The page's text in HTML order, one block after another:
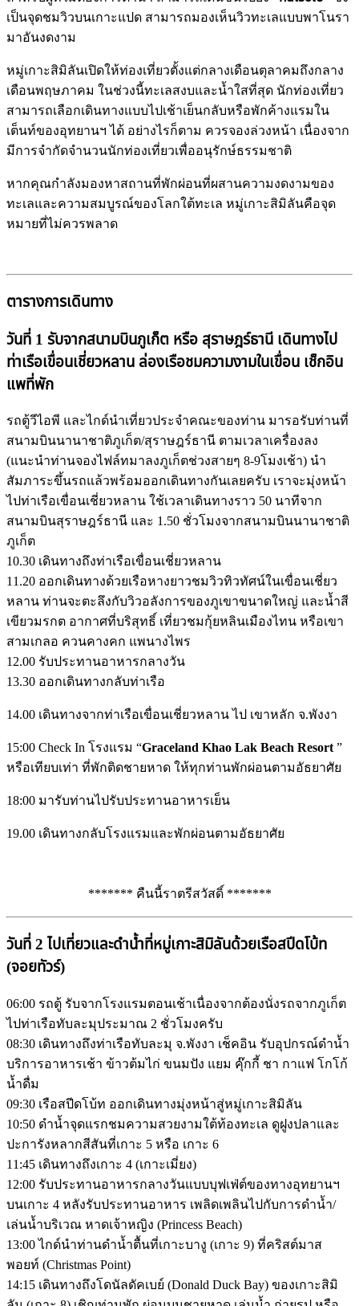
เป็นจุดชมวิวบนเกาะแปด สามารถมองเห็นวิวทะเลแบบพาโนรา
มาอันงดงาม
หมู่เกาะสิมิลันเปิดให้ท่องเที่ยวตั้งแต่กลางเดือนตุลาคมถึงกลาง
เดือนพฤษภาคม ในช่วงนี้ทะเลสงบและน้ำใสที่สุด นักท่องเที่ยว
สามารถเลือกเดินทางแบบไปเช้าเย็นกลับหรือพักค้างแรมใน
เต็นท์ของอุทยานฯ ได้ อย่างไรก็ตาม ควรจองล่วงหน้า เนื่องจาก
มีการจำกัดจำนวนนักท่องเที่ยวเพื่ออนุรักษ์ธรรมชาติ
หากคุณกำลังมองหาสถานที่พักผ่อนที่ผสานความงดงามของ
ทะเลและความสมบูรณ์ของโลกใต้ทะเล หมู่เกาะสิมิลันคือจุด
หมายที่ไม่ควรพลาด
ตารางการเดินทาง
วันที่ 1 รับจากสนามบินภูเก็ต หรือ สุราษฎร์ธานี เดินทางไป
ท่าเรือเขื่อนเชี่ยวหลาน ล่องเรือชมความงามในเขื่อน เช็กอิน
แพที่พัก
รถตู้วีไอพี และไกด์นำเที่ยวประจำคณะของท่าน มารอรับท่านที่
สนามบินนานาชาติภูเก็ต/สุราษฎร์ธานี ตามเวลาเครื่องลง
(แนะนำท่านจองไฟล์ทมาลงภูเก็ตช่วงสายๆ 8-9โมงเช้า) นำ
สัมภาระขึ้นรถแล้วพร้อมออกเดินทางกันเลยครับ เราจะมุ่งหน้า
ไปท่าเรือเขื่อนเชี่ยวหลาน ใช้เวลาเดินทางราว 50 นาทีจาก
สนามบินสุราษฎร์ธานี และ 1.50 ชั่วโมงจากสนามบินนานาชาติ
ภูเก็ต
10.30 เดินทางถึงท่าเรือเขื่อนเชี่ยวหลาน
11.20 ออกเดินทางด้วยเรือหางยาวชมวิวทิวทัศน์ในเขื่อนเชี่ยว
หลาน ท่านจะตะลึงกับวิวอลังการของภูเขาขนาดใหญ่ และน้ำสี
เขียวมรกต อากาศที่บริสุทธิ์ เที่ยวชมกุ้ยหลินเมืองไทน หรือเขา
สามเกลอ ควนคางคก แพนางไพร
12.00 รับประทานอาหารกลางวัน
13.30 ออกเดินทางกลับท่าเรือ
14.00 เดินทางจากท่าเรือเขื่อนเชี่ยวหลาน ไป เขาหลัก จ.พังงา
15:00 Check In โรงแรม “Graceland Khao Lak Beach Resort”
หรือเทียบเท่า ที่พักติดชายหาด ให้ทุกท่านพักผ่อนตามอัธยาศัย
18:00 มารับท่านไปรับประทานอาหารเย็น
19.00 เดินทางกลับโรงแรมและพักผ่อนตามอัธยาศัย
******* คืนนี้ราตรีสวัสดิ์ *******
วันที่ 2 ไปเที่ยวและดำน้ำที่หมู่เกาะสิมิลันด้วยเรือสปีดโบ้ท
(จอยทัวร์)
06:00 รถตู้ รับจากโรงแรมตอนเช้าเนื่องจากต้องนั่งรถจากภูเก็ต
ไปท่าเรือทับละมุประมาณ 2 ชั่วโมงครับ
08:30 เดินทางถึงท่าเรือทับละมุ จ.พังงา เช็คอิน รับอุปกรณ์ดำน้ำ
บริการอาหารเช้า ข้าวต้มไก่ ขนมปัง แยม คุ๊กกี้ ชา กาแฟ โกโก้
น้ำดื่ม
09:30 เรือสปีดโบ้ท ออกเดินทางมุ่งหน้าสู่หมู่เกาะสิมิลัน
10:50 ดำน้ำจุดแรกชมความสวยงามใต้ท้องทะเล ดูฝูงปลาและ
ปะการังหลากสีสันที่เกาะ 5 หรือ เกาะ 6
11:45 เดินทางถึงเกาะ 4 (เกาะเมี่ยง)
12:00 รับประทานอาหารกลางวันแบบบุฟเฟ่ต์ของทางอุทยานฯ
บนเกาะ 4 หลังรับประทานอาหาร เพลิดเพลินไปกับการดำน้ำ/
เล่นน้ำบริเวณ หาดเจ้าหญิง (Princess Beach)
13:00 ไกด์นำท่านดำน้ำตื้นที่เกาะบางู (เกาะ 9) ที่คริสต์มาส
พอยท์ (Christmas Point)
14:15 เดินทางถึงโดนัลดัคเบย์ (Donald Duck Bay) ของเกาะสิมิ